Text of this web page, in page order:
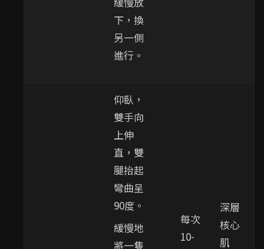
下，換
另一側
進行。
仰臥，
雙手向
上伸
直，雙
腿抬起
彎曲呈
90度。
緩慢地
將一隻
每次
10-
深層
核心
肌